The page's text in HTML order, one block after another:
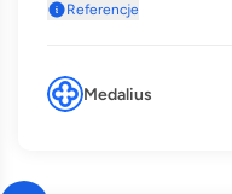
Referencje
Medalius